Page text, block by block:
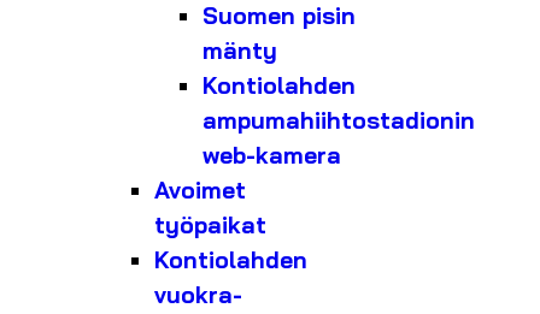
Suomen pisin
mänty
Kontiolahden
ampumahiihtostadionin
web-kamera
Avoimet
työpaikat
Kontiolahden
vuokra-